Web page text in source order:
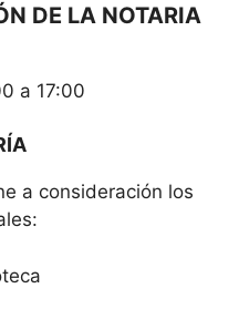
DE LA NOTARIA
a 17:00
a consideración los